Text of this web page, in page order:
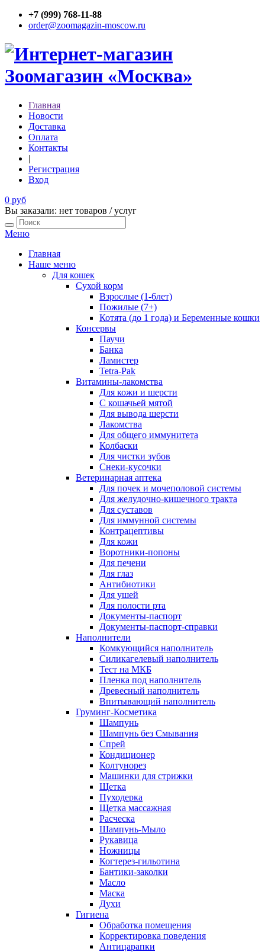
+7 (999) 768-11-88
order@zoomagazin-moscow.ru
Главная
Новости
Доставка
Оплата
Контакты
|
Регистрация
Вход
0 руб
Вы заказали: нет товаров / услуг
Меню
Главная
Наше меню
Для кошек
Сухой корм
Взрослые (1-6лет)
Пожилые (7+)
Котята (до 1 года) и Беременные кошки
Консервы
Паучи
Банка
Ламистер
Tetra-Pak
Витамины-лакомства
Для кожи и шерсти
С кошачьей мятой
Для вывода шерсти
Лакомства
Для общего иммунитета
Колбаски
Для чистки зубов
Снеки-кусочки
Ветеринарная аптека
Для почек и мочеполовой системы
Для желудочно-кишечного тракта
Для суставов
Для иммунной системы
Контрацептивы
Для кожи
Воротники-попоны
Для печени
Для глаз
Антибиотики
Для ушей
Для полости рта
Документы-паспорт
Документы-паспорт-справки
Наполнители
Комкующийся наполнитель
Силикагелевый наполнитель
Тест на МКБ
Пленка под наполнитель
Древесный наполнитель
Впитывающий наполнитель
Груминг-Косметика
Шампунь
Шампунь без Смывания
Спрей
Кондиционер
Колтунорез
Машинки для стрижки
Щетка
Пуходерка
Щетка массажная
Расческа
Шампунь-Мыло
Рукавица
Ножницы
Когтерез-гильотина
Бантики-заколки
Масло
Маска
Духи
Гигиена
Обработка помещения
Корректировка поведения
Антицарапки